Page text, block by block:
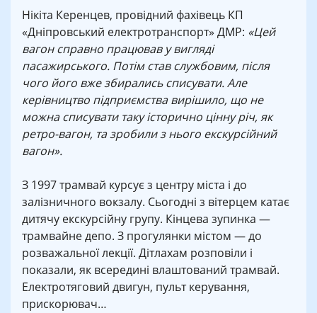
Нікіта Керенцев, провідний фахівець КП
«Дніпровський електротранспорт» ДМР: «Цей
вагон справно працював у вигляді
пасажирського. Потім став службовим, після
чого його вже збирались списувати. Але
керівництво підприємства вирішило, що не
можна списувати таку історично цінну річ, як
ретро-вагон, та зробили з нього екскурсійний
вагон».
З 1997 трамвай курсує з центру міста і до
залізничного вокзалу. Сьогодні з вітерцем катає
дитячу екскурсійну групу. Кінцева зупинка —
трамвайне депо. З прогулянки містом — до
розважальної лекції. Дітлахам розповіли і
показали, як всередині влаштований трамвай.
Електротяговий двигун, пульт керування,
прискорювач…